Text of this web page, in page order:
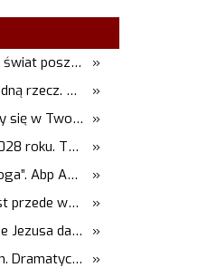
»
Papież do młodzieży: Europa i cały świat poszukują pośród was nowych świętych
»
Kard. Krajewski: codziennie zrób jedną rzecz. Zobaczysz, co stanie się z twoim życiem
»
Potrzebujesz pomocy? Pomodlimy się w Twojej intencji
»
Leon XIV przyjedzie do Polski w 2028 roku. Trwają przygotowania do papieskiej pielgrzymki
»
Gdy „czujesz się kopnięty przez Boga”. Abp Adrian Galbas: Pan Bóg nie zabierze szpili
»
Filozof: encyklika Leona XIV nie jest przede wszystkim o sztucznej inteligencji
»
Ks. Waldemar Turek: Przemienienie Jezusa daje siłę do pokonywania przeciwności
»
Rozbił figurę Matki Bożej młotkiem. Dramatyczne nagranie w sieci